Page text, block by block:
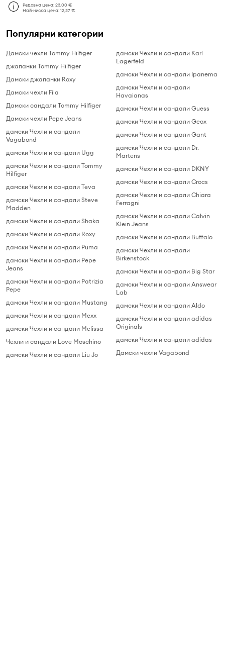
Редовна цена:23,00 €
Най-ниска цена:12,27 €
Популярни категории
Дамски чехли Tommy Hilfiger
джапанки Tommy Hilfiger
Дамски джапанки Roxy
Дамски чехли Fila
Дамски сандали Tommy Hilfiger
Дамски чехли Pepe Jeans
дамски Чехли и сандали
Vagabond
дамски Чехли и сандали Ugg
дамски Чехли и сандали Tommy
Hilfiger
дамски Чехли и сандали Teva
дамски Чехли и сандали Steve
Madden
дамски Чехли и сандали Shaka
дамски Чехли и сандали Roxy
дамски Чехли и сандали Puma
дамски Чехли и сандали Pepe
Jeans
дамски Чехли и сандали Patrizia
Pepe
дамски Чехли и сандали Mustang
дамски Чехли и сандали Mexx
дамски Чехли и сандали Melissa
Чехли и сандали Love Moschino
дамски Чехли и сандали Liu Jo
дамски Чехли и сандали Karl
Lagerfeld
дамски Чехли и сандали Ipanema
дамски Чехли и сандали
Havaianas
дамски Чехли и сандали Guess
дамски Чехли и сандали Geox
дамски Чехли и сандали Gant
дамски Чехли и сандали Dr.
Martens
дамски Чехли и сандали DKNY
дамски Чехли и сандали Crocs
дамски Чехли и сандали Chiara
Ferragni
дамски Чехли и сандали Calvin
Klein Jeans
дамски Чехли и сандали Buffalo
дамски Чехли и сандали
Birkenstock
дамски Чехли и сандали Big Star
дамски Чехли и сандали Answear
Lab
дамски Чехли и сандали Aldo
дамски Чехли и сандали adidas
Originals
дамски Чехли и сандали adidas
Дамски чехли Vagabond